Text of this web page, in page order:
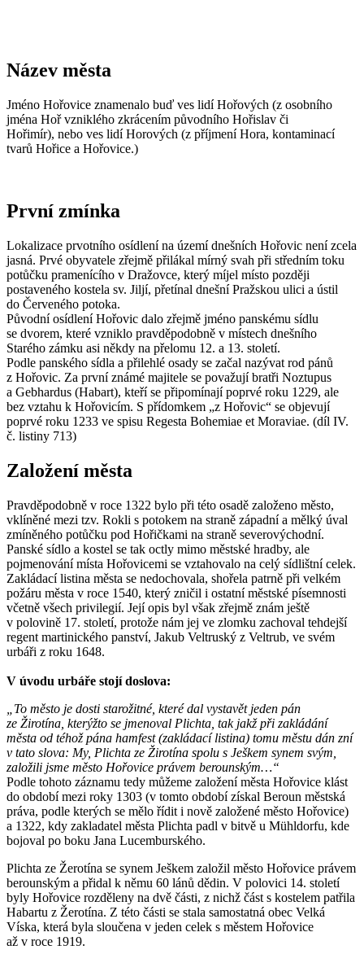
Název města
Jméno Hořovice znamenalo buď ves lidí Hořových (z osobního
jména Hoř vzniklého zkrácením původního Hořislav či
Hořimír), nebo ves lidí Horových (z příjmení Hora, kontaminací
tvarů Hořice a Hořovice.)
První zmínka
Lokalizace prvotního osídlení na území dnešních Hořovic není zcela
jasná. Prvé obyvatele zřejmě přilákal mírný svah při středním toku
potůčku pramenícího v Dražovce, který míjel místo později
postaveného kostela sv. Jiljí, přetínal dnešní Pražskou ulici a ústil
do Červeného potoka.
Původní osídlení Hořovic dalo zřejmě jméno panskému sídlu
se dvorem, které vzniklo pravděpodobně v místech dnešního
Starého zámku asi někdy na přelomu 12. a 13. století.
Podle panského sídla a přilehlé osady se začal nazývat rod pánů
z Hořovic. Za první známé majitele se považují bratři Noztupus
a Gebhardus (Habart), kteří se připomínají poprvé roku 1229, ale
bez vztahu k Hořovicím. S přídomkem „z Hořovic“ se objevují
poprvé roku 1233 ve spisu Regesta Bohemiae et Moraviae. (díl IV.
č. listiny 713)
Založení města
Pravděpodobně v roce 1322 bylo při této osadě založeno město,
vklíněné mezi tzv. Rokli s potokem na straně západní a mělký úval
zmíněného potůčku pod Hořičkami na straně severovýchodní.
Panské sídlo a kostel se tak octly mimo městské hradby, ale
pojmenování místa Hořovicemi se vztahovalo na celý sídlištní celek.
Zakládací listina města se nedochovala, shořela patrně při velkém
požáru města v roce 1540, který zničil i ostatní městské písemnosti
včetně všech privilegií. Její opis byl však zřejmě znám ještě
v polovině 17. století, protože nám jej ve zlomku zachoval tehdejší
regent martinického panství, Jakub Veltruský z Veltrub, ve svém
urbáři z roku 1648.
V úvodu urbáře stojí doslova:
„To město je dosti starožitné, které dal vystavět jeden pán
ze Žirotína, kterýžto se jmenoval Plichta, tak jakž při zakládání
města od téhož pána hamfest (zakládací listina) tomu městu dán zní
v tato slova: My, Plichta ze Žirotína spolu s Ješkem synem svým,
založili jsme město Hořovice právem berounským…“
Podle tohoto záznamu tedy můžeme založení města Hořovice klást
do období mezi roky 1303 (v tomto období získal Beroun městská
práva, podle kterých se mělo řídit i nově založené město Hořovice)
a 1322, kdy zakladatel města Plichta padl v bitvě u Mühldorfu, kde
bojoval po boku Jana Lucemburského.
Plichta ze Žerotína se synem Ješkem založil město Hořovice právem
berounským a přidal k němu 60 lánů dědin. V polovici 14. století
byly Hořovice rozděleny na dvě části, z nichž část s kostelem patřila
Habartu z Žerotína. Z této části se stala samostatná obec Velká
Víska, která byla sloučena v jeden celek s městem Hořovice
až v roce 1919.